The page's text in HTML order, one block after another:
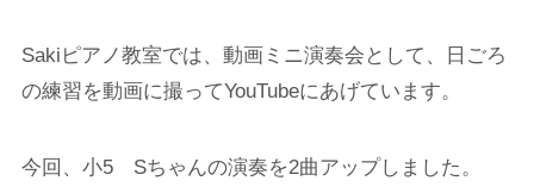
Sakiピアノ教室では、動画ミニ演奏会として、日ごろ
の練習を動画に撮ってYouTubeにあげています。
今回、小5 Sちゃんの演奏を2曲アップしました。